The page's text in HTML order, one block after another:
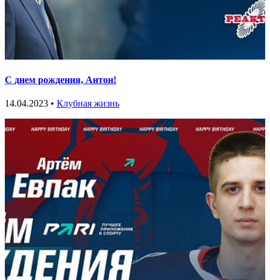
С днем рождения, Антон!
14.04.2023 • Клубная жизнь